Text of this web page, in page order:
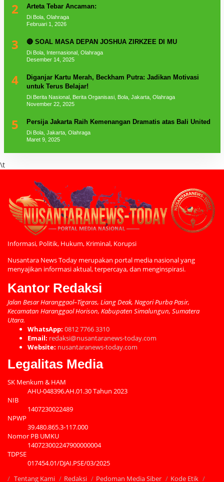
2 Arteta Tebar Ancaman:
Di Bola, Olahraga
Februari 1, 2026
3 🔴 SOAL MASA DEPAN JOSHUA ZIRKZEE DI MU
Di Bola, Internasional, Olahraga
Desember 14, 2025
4
Diganjar Kartu Merah, Beckham Putra: Jadikan Motivasi
untuk Terus Belajar!
Di Berita Nasional, Berita Organisasi, Bola, Jakarta, Olahraga
November 22, 2025
5 Persija Jakarta Raih Kemenangan Dramatis atas Bali United
Di Bola, Jakarta, Olahraga
Maret 9, 2025
\t
Informasi, Politik, Hukum, Kriminal, Korupsi
Nusantara News Today merupakan portal media nasional yang
menyajikan informasi aktual, terpercaya, dan menginspirasi.
Kantor Redaksi
Jalan Besar Haranggaol–Tigaras, Liang Deak, Nagori Purba Pasir,
Kecamatan Haranggaol Horison, Kabupaten Simalungun, Sumatera
Utara.
WhatsApp: 0812 7766 3310
Email: redaksi@nusantaranews-today.com
Website: nusantaranews-today.com
Legalitas Media
SK Menkum & HAM
AHU-048396.AH.01.30 Tahun 2023
NIB
1407230022489
NPWP
39.480.865.3-117.000
Nomor PB UMKU
140723002247900000004
TDPSE
017454.01/DJAI.PSE/03/2025
Tentang Kami
Redaksi Pedoman Media Siber Kode Etik